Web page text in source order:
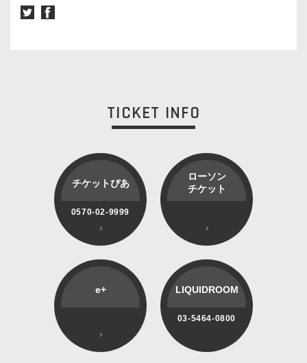
TICKET INFO
チケットぴあ
0570-02-9999
ローソン
チケット
e+ LIQUIDROOM
03-5464-0800